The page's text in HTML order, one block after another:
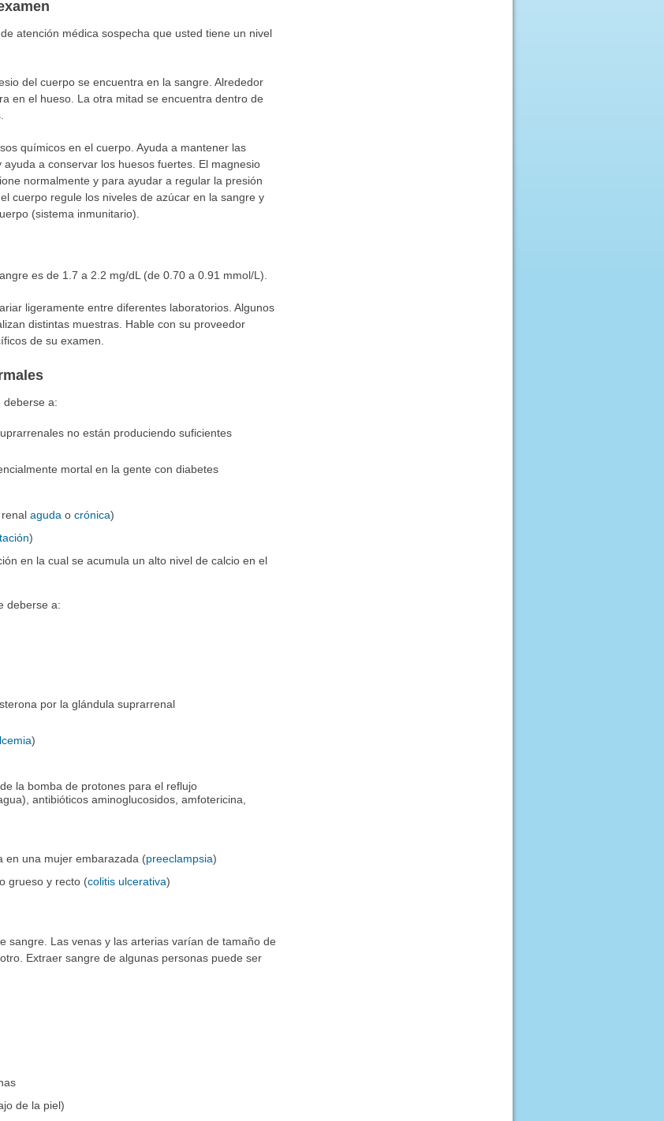
atención médica sospecha que usted tiene un nivel
del cuerpo se encuentra en la sangre. Alrededor
en el hueso. La otra mitad se encuentra dentro de
químicos en el cuerpo. Ayuda a mantener las
a conservar los huesos fuertes. El magnesio
normalmente y para ayudar a regular la presión
cuerpo regule los niveles de azúcar en la sangre y
(sistema inmunitario).
es de 1.7 a 2.2 mg/dL (de 0.70 a 0.91 mmol/L).
ligeramente entre diferentes laboratorios. Algunos
distintas muestras. Hable con su proveedor
de su examen.
deberse a:
no están produciendo suficientes
mortal en la gente con diabetes
renalaguda ocrónica)
)
en la cual se acumula un alto nivel de calcio en el
deberse a:
por la glándula suprarrenal
)
la bomba de protones para el reflujo
antibióticos aminoglucosidos, amfotericina,
en una mujer embarazada (preeclampsia)
grueso y recto (colitis ulcerativa)
sangre. Las venas y las arterias varían de tamaño de
Extraer sangre de algunas personas puede ser
de la piel)